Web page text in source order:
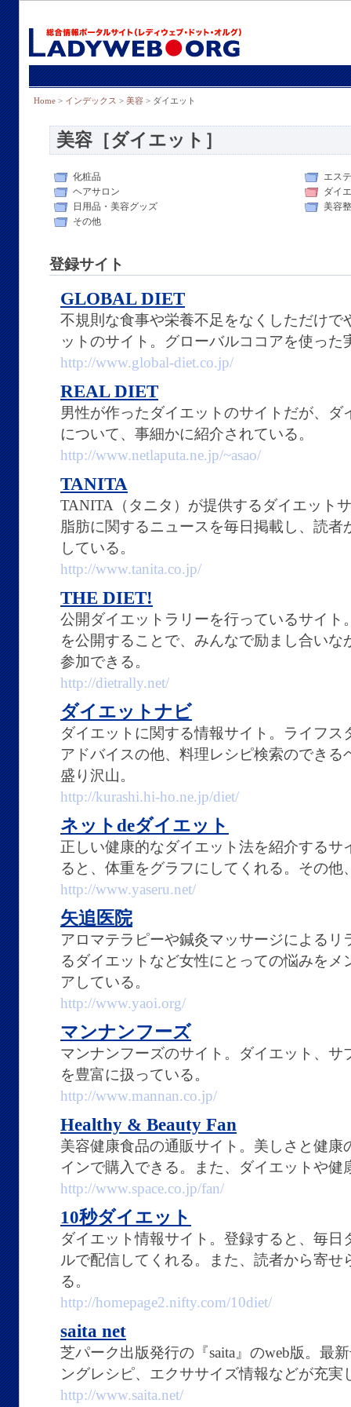
Home > インデックス > 美容 > ダイエット
美容［ダイエット］
化粧品
エス
ヘアサロン
ダイ
日用品・美容グッズ
美容
その他
登録サイト
GLOBAL DIET
不規則な食事や栄養不足をなくしただけで
ットのサイト。グローバルココアを使った
http://www.global-diet.co.jp/
REAL DIET
男性が作ったダイエットのサイトだが、
について、事細かに紹介されている。
http://www.netlaputa.ne.jp/~asao/
TANITA
TANITA（タニタ）が提供するダイエット
脂肪に関するニュースを毎日掲載し、読
している。
http://www.tanita.co.jp/
THE DIET!
公開ダイエットラリーを行っているサイト
を公開することで、みんなで励まし合い
参加できる。
http://dietrally.net/
ダイエットナビ
ダイエットに関する情報サイト。ライフ
アドバイスの他、料理レシピ検索のでき
盛り沢山。
http://kurashi.hi-ho.ne.jp/diet/
ネットdeダイエット
正しい健康的なダイエット法を紹介する
ると、体重をグラフにしてくれる。その他
http://www.yaseru.net/
矢追医院
アロマテラピーや鍼灸マッサージによる
るダイエットなど女性にとっての悩みを
アしている。
http://www.yaoi.org/
マンナンフーズ
マンナンフーズのサイト。ダイエット、
を豊富に扱っている。
http://www.mannan.co.jp/
Healthy & Beauty Fan
美容健康食品の通販サイト。美しさと健
インで購入できる。また、ダイエットや健
http://www.space.co.jp/fan/
10秒ダイエット
ダイエット情報サイト。登録すると、毎
ルで配信してくれる。また、読者から寄
る。
http://homepage2.nifty.com/10diet/
saita net
芝パーク出版発行の『saita』のweb版。最
ングレシピ、エクササイズ情報などが充実
http://www.saita.net/